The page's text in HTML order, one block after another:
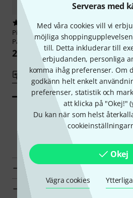
Serveras med
Med våra cookies vill vi
möjliga
till. Detta inkluderar till
erbjudanden, personliga
komma ihåg preferenser. Om
godkänn helt enkelt
preferenser, statistik och
att klicka på "Okej!" (
Du kan när som helst
Okej
Vägra cookies
5
PisoniDCL-20Deluxe Clarinet
Pad 10,0
22 kr
Jämför
Pisoni
Pad
22
Smart
Pisoni Vaddering för
till produktgrupp Vaddering